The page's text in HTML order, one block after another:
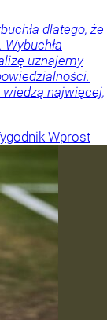
dlatego, że
uznajemy
najwięcej,
Wprost